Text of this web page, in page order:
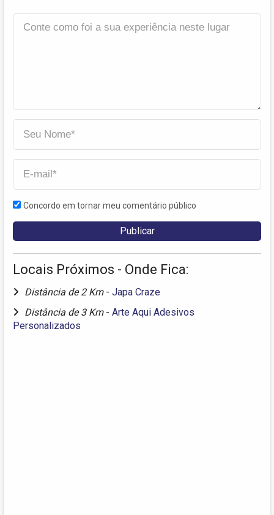
Concordo em tornar meu comentário público
Locais Próximos - Onde Fica:
Distância de 2 Km - Japa Craze
Distância de 3 Km - Arte Aqui Adesivos
Personalizados